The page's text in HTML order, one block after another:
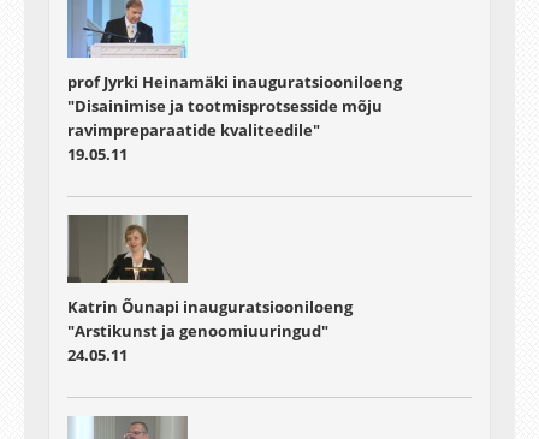
prof Jyrki Heinamäki inauguratsiooniloeng
"Disainimise ja tootmisprotsesside mõju
ravimpreparaatide kvaliteedile"
19.05.11
Katrin Õunapi inauguratsiooniloeng
"Arstikunst ja genoomiuuringud"
24.05.11